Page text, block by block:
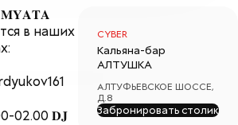
𝐌𝐘𝐀𝐓𝐀
в наших
02.00 𝐃𝐉
CYBER
Кальяна-бар
АЛТУШКА
АЛТУФЬЕВСКОЕ ШОССЕ,
Д.8
Забронировать столик